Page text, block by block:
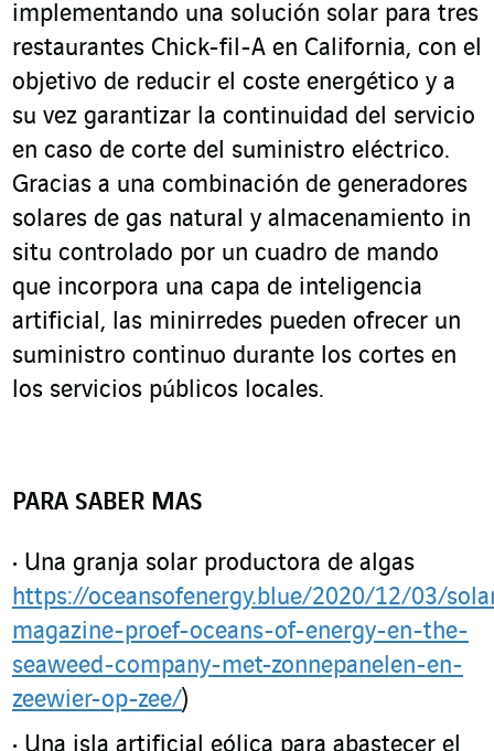
implementando una solución solar para tres
restaurantes Chick-fil-A en California, con el
objetivo de reducir el coste energético y a
su vez garantizar la continuidad del servicio
en caso de corte del suministro eléctrico.
Gracias a una combinación de generadores
solares de gas natural y almacenamiento in
situ controlado por un cuadro de mando
que incorpora una capa de inteligencia
artificial, las minirredes pueden ofrecer un
suministro continuo durante los cortes en
los servicios públicos locales.
PARA SABER MAS
Una granja solar productora de algas
https://oceansofenergy.blue/2020/12/03/
magazine-proef-oceans-of-energy-en-the-
seaweed-company-met-zonnepanelen-en-
zeewier-op-zee/)